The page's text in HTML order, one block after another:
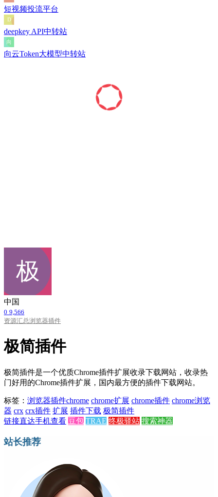
短视频投流平台
deepkey API中转站
向云Token大模型中转站
中国
0 9,566
资源汇总浏览器插件
极简插件
极简插件是一个优质Chrome插件扩展收录下载网站，收录热
门好用的Chrome插件扩展，国内最方便的插件下载网站。
标签： 浏览器插件chrome chrome扩展 chrome插件 chrome浏览
器 crx crx插件 扩展 插件下载 极简插件
链接直达手机查看 豆包 TRAE 终极驿站 搜索神器
站长推荐